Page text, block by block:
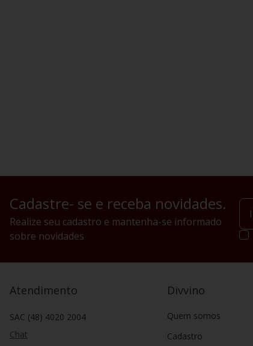
Cadastre- se e receba novidades.
Realize seu cadastro e mantenha-se informado
sobre novidades
Atendimento
SAC (48) 4020 2004
Chat
Divvino
Quem somos
Cadastro